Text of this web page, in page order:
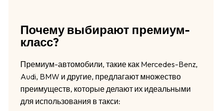
Почему выбирают премиум-
класс?
Премиум-автомобили, такие как Mercedes-Benz,
Audi, BMW и другие, предлагают множество
преимуществ, которые делают их идеальными
для использования в такси: